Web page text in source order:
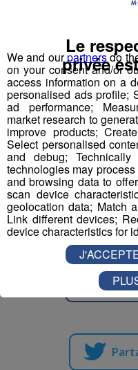
Professeur de
Responsable
Serveur -
Serveur -
mécanique
We and ourpartnersdo
on your consent and/or
access information on a
personalised ads profile;
ad performance;
market research to
improve products;
Select personalised
and debug;
technologies may
and browsing data to
scan device
geolocation data; Match
Link different devices;
device characteristics for
Le
privée